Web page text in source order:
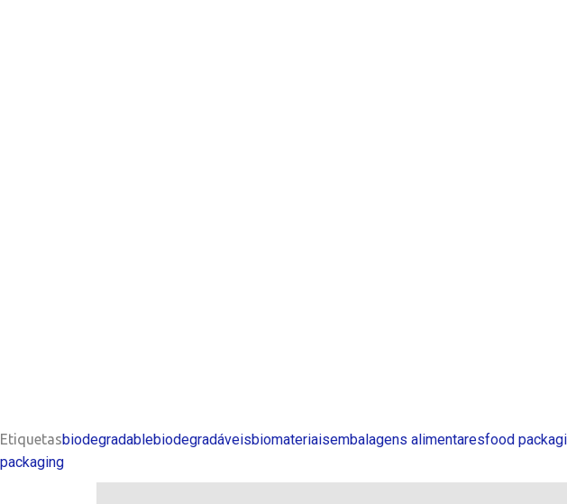
Etiquetasbiodegradablebiodegradáveisbiomateriaisembalagens alimentaresfood
packaging